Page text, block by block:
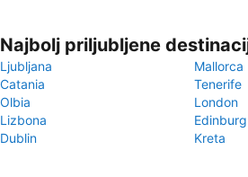
Najbolj priljubljene
Ljubljana
Mallorca
Catania
Tenerife
Olbia
London
Lizbona
Edinburg
Dublin
Kreta